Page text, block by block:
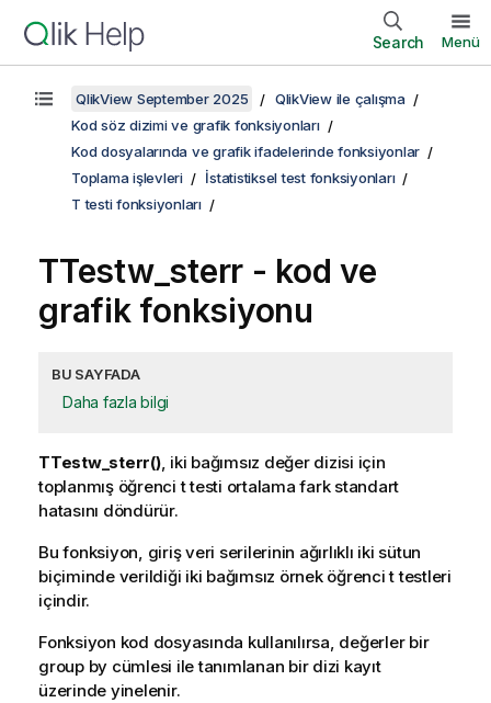
Search Menü
QlikView September 2025
QlikView ile çalışma
Kod söz dizimi ve grafik fonksiyonları
Kod dosyalarında ve grafik ifadelerinde fonksiyonlar
Toplama işlevleri
İstatistiksel test fonksiyonları
T testi fonksiyonları
TTestw_sterr - kod ve
grafik fonksiyonu
BU SAYFADA
Daha fazla bilgi
TTestw_sterr(), iki bağımsız değer dizisi için
toplanmış öğrenci t testi ortalama fark standart
hatasını döndürür.
Bu fonksiyon, giriş veri serilerinin ağırlıklı iki sütun
biçiminde verildiği iki bağımsız örnek öğrenci t testleri
içindir.
Fonksiyon kod dosyasında kullanılırsa, değerler bir
group by cümlesi ile tanımlanan bir dizi kayıt
üzerinde yinelenir.